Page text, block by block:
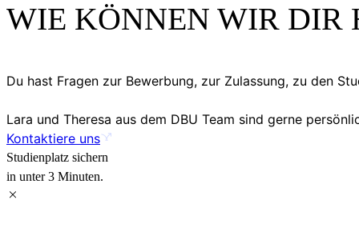
WIE KÖNNEN WIR DIR
Du hast Fragen zur Bewerbung, zur Zulassung, zu den
Lara und Theresa aus dem DBU Team sind gerne
Kontaktiere uns
Studienplatz sichern
in unter 3 Minuten.